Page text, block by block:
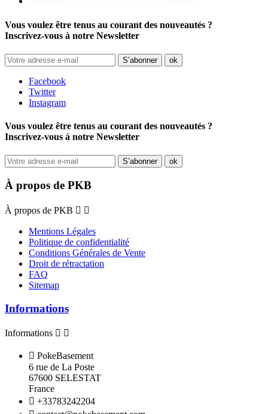
Vous voulez être tenus au courant des nouveautés ?
Inscrivez-vous à notre Newsletter
Facebook
Twitter
Instagram
Vous voulez être tenus au courant des nouveautés ?
Inscrivez-vous à notre Newsletter
À propos de PKB
À propos de PKB  
Mentions Légales
Politique de confidentialité
Conditions Générales de Vente
Droit de rétractation
FAQ
Sitemap
Informations
Informations  
 PokeBasement
6 rue de La Poste
67600 SELESTAT
France
 +33783242204